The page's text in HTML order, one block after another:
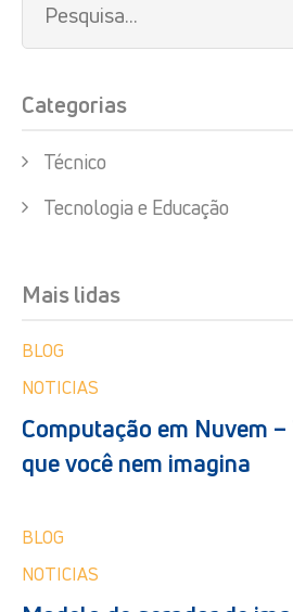
Categorias
Técnico
Tecnologia e Educação
Mais lidas
BLOG
NOTICIAS
Computação em Nuvem
que você nem imagina
BLOG
NOTICIAS